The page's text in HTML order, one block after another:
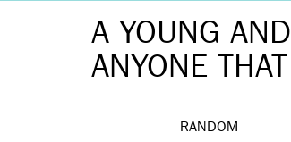
A YOUNG AND
ANYONE THAT
RANDOM